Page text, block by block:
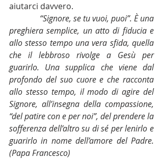
aiutarci davvero.
“Signore, se tu vuoi, puoi”. È una
preghiera semplice, un atto di fiducia e
allo stesso tempo una vera sfida, quella
che il lebbroso rivolge a Gesù per
guarirlo. Una supplica che viene dal
profondo del suo cuore e che racconta
allo stesso tempo, il modo di agire del
Signore, all’insegna della compassione,
“del patire con e per noi”, del prendere la
sofferenza dell’altro su di sé per lenirlo e
guarirlo in nome dell’amore del Padre.
(Papa Francesco)